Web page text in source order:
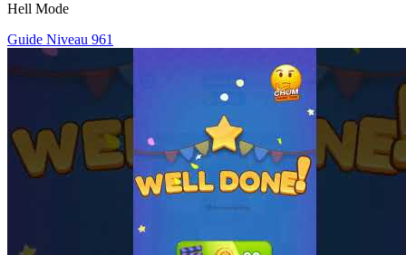
Hell Mode
Guide Niveau 961